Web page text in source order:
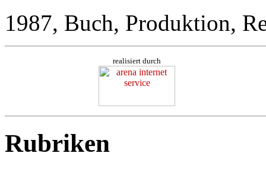
1987, Buch, Produktion,
realisiert durch
Rubriken